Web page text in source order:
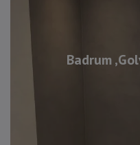
Badrum